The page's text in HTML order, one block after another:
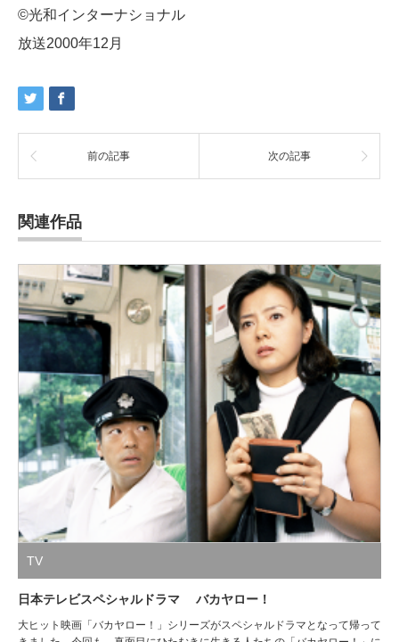
©光和インターナショナル
放送2000年12月
前の記事 次の記事
関連作品
TV
日本テレビスペシャルドラマ バカヤロー！
大ヒット映画「バカヤロー！」シリーズがスペシャルドラマとなって帰って